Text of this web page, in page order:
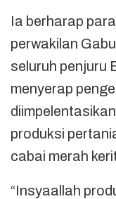
Ia berharap
perwakilan
seluruh penjuru
menyerap
produksi
cabai merah
“Insyaallah